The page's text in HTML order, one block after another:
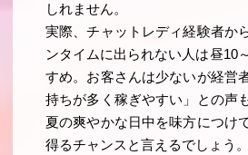
しれません。
実際、チャットレディ経験者か
ンタイムに出られない人は昼10
すめ。お客さんは少ないが経営
持ちが多く稼ぎやすい」との声
夏の爽やかな日中を味方につけ
得るチャンスと言えるでしょう。